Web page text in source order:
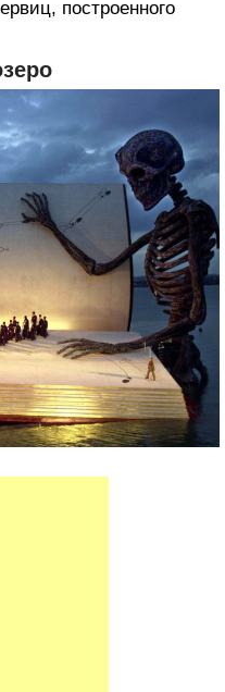
построенного